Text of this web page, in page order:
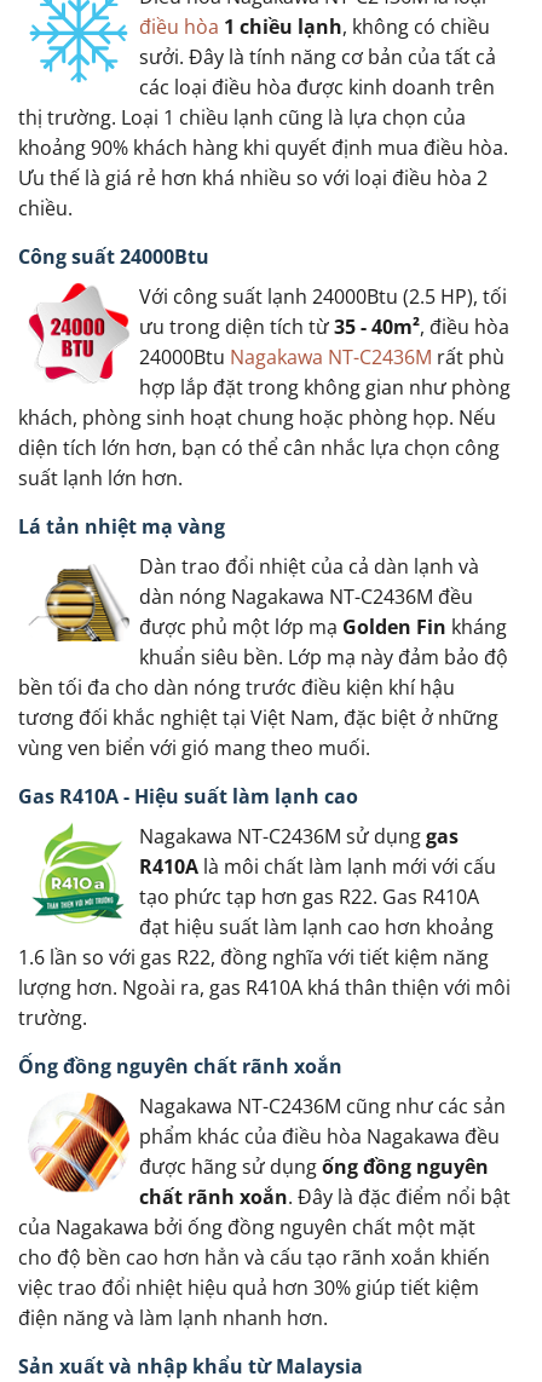
điều hòa 1 chiều lạnh, không có chiều
sưởi. Đây là tính năng cơ bản của tất cả
các loại điều hòa được kinh doanh trên
thị trường. Loại 1 chiều lạnh cũng là lựa chọn của
khoảng 90% khách hàng khi quyết định mua điều hòa.
Ưu thế là giá rẻ hơn khá nhiều so với loại điều hòa 2
chiều.
Công suất 24000Btu
Với công suất lạnh 24000Btu (2.5 HP), tối
ưu trong diện tích từ35 - 40m², điều hòa
24000Btu Nagakawa NT-C2436M rất phù
hợp lắp đặt trong không gian như phòng
khách, phòng sinh hoạt chung hoặc phòng họp. Nếu
diện tích lớn hơn, bạn có thể cân nhắc lựa chọn công
suất lạnh lớn hơn.
Lá tản nhiệt mạ vàng
Dàn trao đổi nhiệt của cả dàn lạnh và
dàn nóng Nagakawa NT-C2436M đều
được phủ một lớp mạ Golden Fin kháng
khuẩn siêu bền. Lớp mạ này đảm bảo độ
bền tối đa cho dàn nóng trước điều kiện khí hậu
tương đối khắc nghiệt tại Việt Nam, đặc biệt ở những
vùng ven biển với gió mang theo muối.
Gas R410A - Hiệu suất làm lạnh cao
Nagakawa NT-C2436M sử dụnggas
R410A là môi chất làm lạnh mới với cấu
tạo phức tạp hơn gas R22. Gas R410A
đạt hiệu suất làm lạnh cao hơn khoảng
1.6 lần so với gas R22, đồng nghĩa với tiết kiệm năng
lượng hơn. Ngoài ra, gas R410A khá thân thiện với môi
trường.
Ống đồng nguyên chất rãnh xoắn
Nagakawa NT-C2436M cũng như các sản
phẩm khác của điều hòa Nagakawa đều
được hãng sử dụngống đồng nguyên
chất rãnh xoắn. Đây là đặc điểm nổi bật
của Nagakawa bởi ống đồng nguyên chất một mặt
cho độ bền cao hơn hẳn và cấu tạo rãnh xoắn khiến
việc trao đổi nhiệt hiệu quả hơn 30% giúp tiết kiệm
điện năng và làm lạnh nhanh hơn.
Sản xuất và nhập khẩu từ Malaysia